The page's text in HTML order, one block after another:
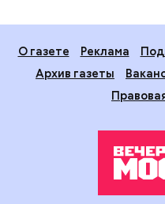
О газете Реклама
Архив газеты